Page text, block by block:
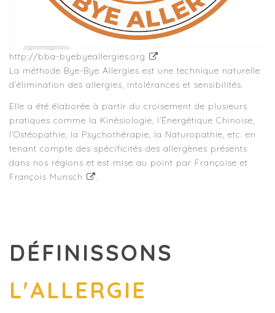
http://bba-byebyeallergies.org
La méthode Bye-Bye Allergies est une technique naturelle
d’élimination des allergies, intolérances et sensibilités.
Elle a été élaborée à partir du croisement de plusieurs
pratiques comme la Kinésiologie, l’Énergétique Chinoise,
l’Ostéopathie, la Psychothérapie, la Naturopathie, etc. en
tenant compte des spécificités des allergènes présents
dans nos régions et est mise au point par Françoise et
François Munsch
.
DÉFINISSONS
L'ALLERGIE